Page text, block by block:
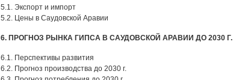
5.1. Экспорт и импорт
5.2. Цены в Саудовской Аравии
6. ПРОГНОЗ РЫНКА ГИПСА В САУДОВСКОЙ АРАВИИ ДО 2030 Г.
6.1. Перспективы развития
6.2. Прогноз производства до 2030 г.